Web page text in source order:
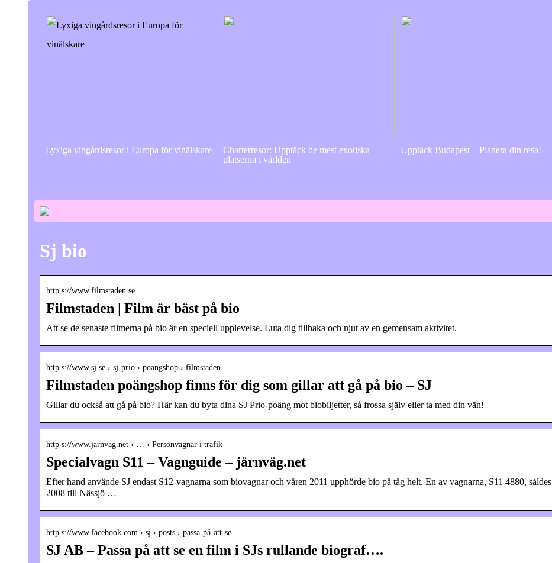
Lyxiga vingårdsresor i Europa för vinälskare
Charterresor: Upptäck de mest exotiska
platserna i världen
Upptäck Budapest – Planera din resa!
Sj bio
http s://www.filmstaden.se
Filmstaden | Film är bäst på bio
Att se de senaste filmerna på bio är en speciell upplevelse. Luta dig tillbaka och njut av en gemensam aktivitet.
http s://www.sj.se › sj-prio › poangshop › filmstaden
Filmstaden poängshop finns för dig som gillar att gå på bio – SJ
Gillar du också att gå på bio? Här kan du byta dina SJ Prio-poäng mot biobiljetter, så frossa själv eller ta med din vän!
http s://www.jarnvag.net › … › Personvagnar i trafik
Specialvagn S11 – Vagnguide – järnväg.net
Efter hand använde SJ endast S12-vagnarna som biovagnar och våren 2011 upphörde bio på tåg helt. En av vagnarna, S11 4880, såldes
2008 till Nässjö …
http s://www.facebook.com › sj › posts › passa-på-att-se…
SJ AB – Passa på att se en film i SJs rullande biograf….